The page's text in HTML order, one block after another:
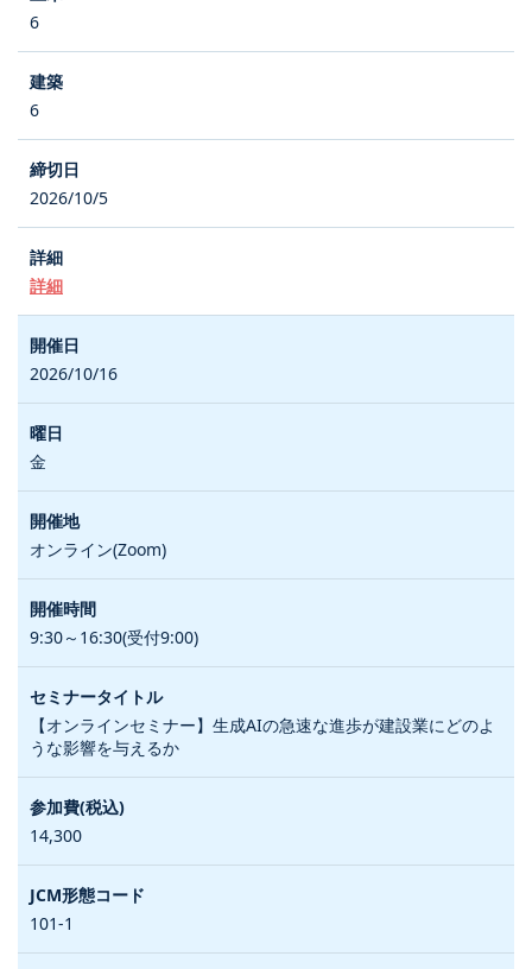
6
6
2026/10/5
詳細
2026/10/16
金
オンライン(Zoom)
9:30～16:30(受付9:00)
【オンラインセミナー】生成AIの急速な進歩が建設業にどのよ
うな影響を与えるか
14,300
101-1